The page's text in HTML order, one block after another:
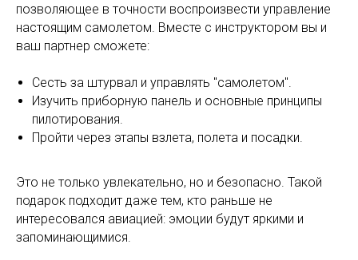
позволяющее в точности воспроизвести управление
настоящим самолетом. Вместе с инструктором вы и
ваш партнер сможете:
Сесть за штурвал и управлять "самолетом".
Изучить приборную панель и основные принципы
пилотирования.
Пройти через этапы взлета, полета и посадки.
Это не только увлекательно, но и безопасно. Такой
подарок подходит даже тем, кто раньше не
интересовался авиацией: эмоции будут яркими и
запоминающимися.